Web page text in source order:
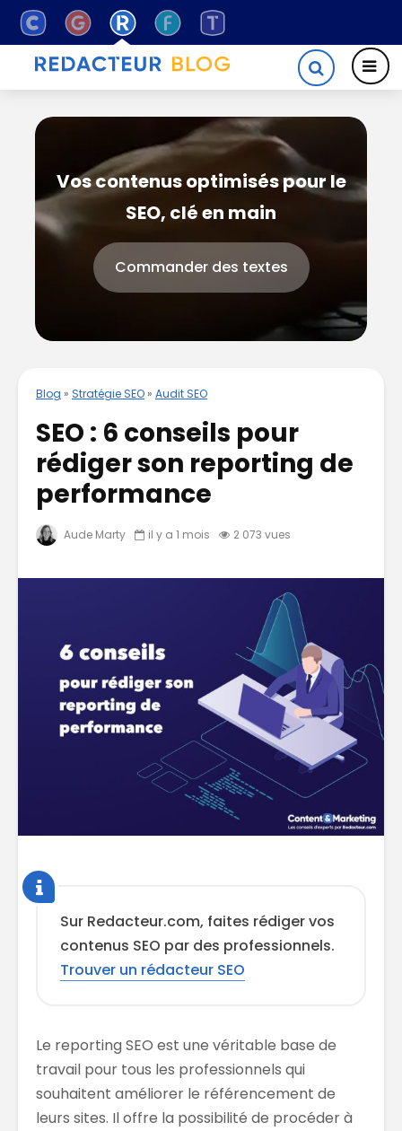
Vos contenus optimisés pour le
SEO, clé en main
Commander des textes
Blog » Stratégie SEO » Audit SEO
SEO : 6 conseils pour
rédiger son reporting de
performance
Aude Marty il y a 1 mois 2 073 vues
Sur Redacteur.com, faites rédiger vos
contenus SEO par des professionnels.
Trouver un rédacteur SEO
Le reporting SEO est une véritable base de
travail pour tous les professionnels qui
souhaitent améliorer le référencement de
leurs sites. Il offre la possibilité de procéder à